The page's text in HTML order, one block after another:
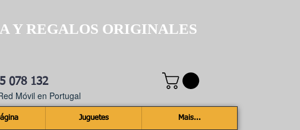
Y REGALOS ORIGINALES
078 132
Móvil en Portugal
Juguetes Mais...